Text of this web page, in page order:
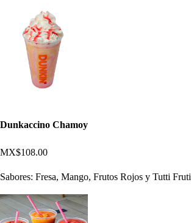
Dunkaccino Chamoy
MX$108.00
Sabores: Fresa, Mango, Frutos Rojos y Tutti Fruti